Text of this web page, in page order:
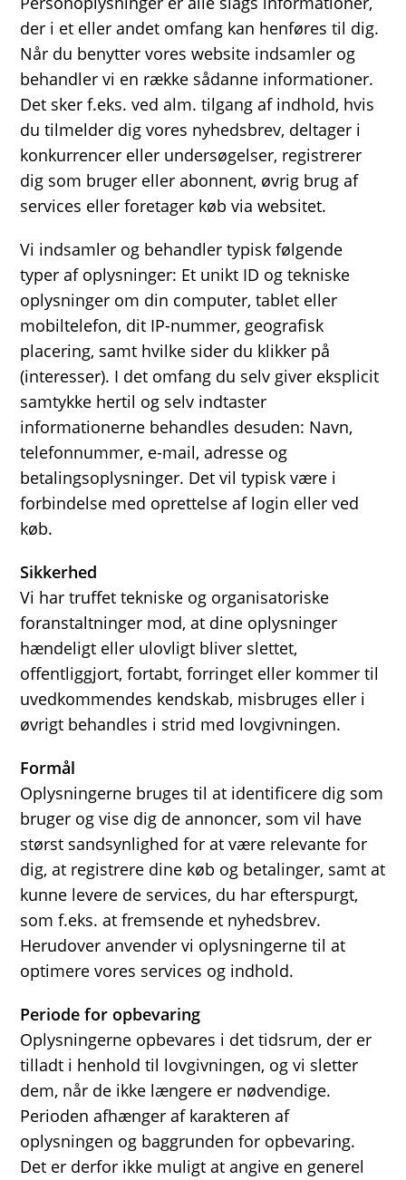
der i et eller andet omfang kan henføres til dig.
Når du benytter vores website indsamler og
behandler vi en række sådanne informationer.
Det sker f.eks. ved alm. tilgang af indhold, hvis
du tilmelder dig vores nyhedsbrev, deltager i
konkurrencer eller undersøgelser, registrerer
dig som bruger eller abonnent, øvrig brug af
services eller foretager køb via websitet.
Vi indsamler og behandler typisk følgende
typer af oplysninger: Et unikt ID og tekniske
oplysninger om din computer, tablet eller
mobiltelefon, dit IP-nummer, geografisk
placering, samt hvilke sider du klikker på
(interesser). I det omfang du selv giver eksplicit
samtykke hertil og selv indtaster
informationerne behandles desuden: Navn,
telefonnummer, e-mail, adresse og
betalingsoplysninger. Det vil typisk være i
forbindelse med oprettelse af login eller ved
køb.
Sikkerhed
Vi har truffet tekniske og organisatoriske
foranstaltninger mod, at dine oplysninger
hændeligt eller ulovligt bliver slettet,
offentliggjort, fortabt, forringet eller kommer til
uvedkommendes kendskab, misbruges eller i
øvrigt behandles i strid med lovgivningen.
Formål
Oplysningerne bruges til at identificere dig som
bruger og vise dig de annoncer, som vil have
størst sandsynlighed for at være relevante for
dig, at registrere dine køb og betalinger, samt at
kunne levere de services, du har efterspurgt,
som f.eks. at fremsende et nyhedsbrev.
Herudover anvender vi oplysningerne til at
optimere vores services og indhold.
Periode for opbevaring
Oplysningerne opbevares i det tidsrum, der er
tilladt i henhold til lovgivningen, og vi sletter
dem, når de ikke længere er nødvendige.
Perioden afhænger af karakteren af
oplysningen og baggrunden for opbevaring.
Det er derfor ikke muligt at angive en generel